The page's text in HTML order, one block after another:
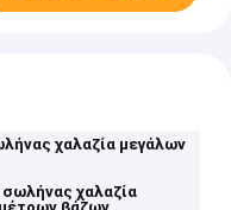
χαλαζία μεγάλων
χαλαζία